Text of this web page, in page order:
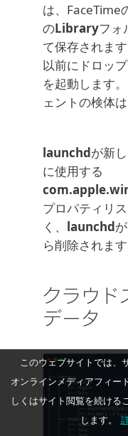
は、FaceTime
のLibraryフォ
て保存されま
以前にドロッ
を起動します
ェントの検体
launchdが新
に使用する
プロパティリ
く、 launchd
ら削除されます
クラウド
データ
このウェブサイトでは、
オンラインメディアフィー
しくはサイト閲覧を続ける
します。